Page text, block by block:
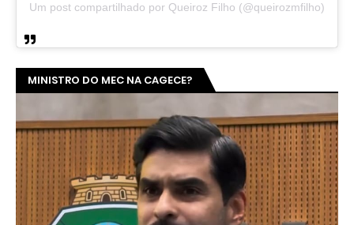
Um post compartilhado por Queiroz Filho (@queirozmfilho)
MINISTRO DO MEC NA CAGECE?